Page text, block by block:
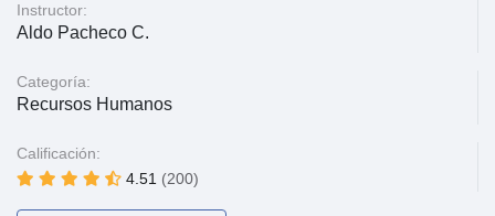
Instructor:
Aldo Pacheco C.
Categoría:
Recursos Humanos
Calificación:
4.51 (200)